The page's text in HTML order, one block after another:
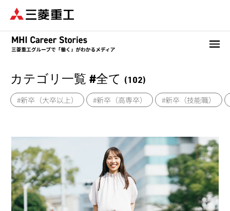
ン
カテゴリ一覧 #全て (102)
#新卒（大卒以上） #新卒（高専卒） #新卒（技能職）